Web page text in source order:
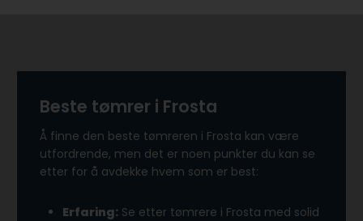
Beste tømrer i Frosta
Å finne den beste tømreren i Frosta kan være
utfordrende, men det er noen punkter du kan se
etter for å avdekke hvem som er best:
Erfaring: Se etter tømrere i Frosta med solid